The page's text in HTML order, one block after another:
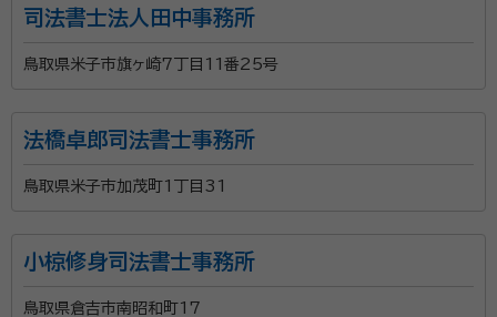
司法書士法人田中事務所
鳥取県米子市旗ヶ崎7丁目11番25号
法橋卓郎司法書士事務所
鳥取県米子市加茂町1丁目31
小椋修身司法書士事務所
鳥取県倉吉市南昭和町17